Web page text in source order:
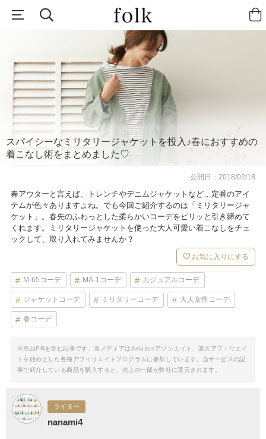
スパイシーなミリタリージャケットを投入♪春におすすめの
着こなし術をまとめました♡
公開日：2018/02/18
春アウターと言えば、トレンチやデニムジャケットなど…定番のアイ
テムが色々ありますよね。でも今回ご紹介するのは「ミリタリージャ
ケット」。春先のふわっとした柔らかいコーデをピリッと引き締めて
くれます。ミリタリージャケットを使った大人可愛い着こなしをチェ
ックして、取り入れてみませんか？
お気に入りにする
M-65コーデ MA-1コーデ カジュアルコーデ
ジャケットコーデ ミリタリーコーデ 大人女性コーデ
春コーデ
※商品PRを含む記事です。当メディアはAmazonアソシエイト、楽天アフィリエイ
トを始めとした各種アフィリエイトプログラムに参加しています。当サービスの記
事で紹介している商品を購入すると、売上の一部が弊社に還元されます。
ライター
nanami4